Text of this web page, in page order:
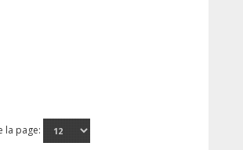
la page: